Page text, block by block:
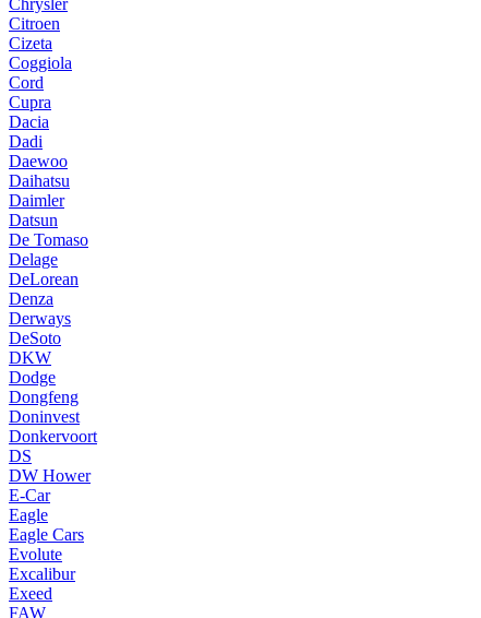
Citroen
Cizeta
Coggiola
Cord
Cupra
Dacia
Dadi
Daewoo
Daihatsu
Daimler
Datsun
De Tomaso
Delage
DeLorean
Denza
Derways
DeSoto
DKW
Dodge
Dongfeng
Doninvest
Donkervoort
DS
DW Hower
E-Car
Eagle
Eagle Cars
Evolute
Excalibur
Exeed
FAW